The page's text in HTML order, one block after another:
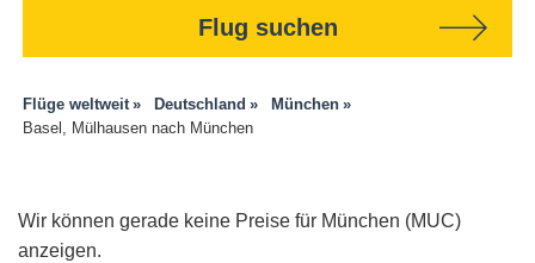
Flug suchen
Flüge weltweit Deutschland
München
Basel, Mülhausen nach München
Wir können gerade keine Preise für München (MUC)
anzeigen.